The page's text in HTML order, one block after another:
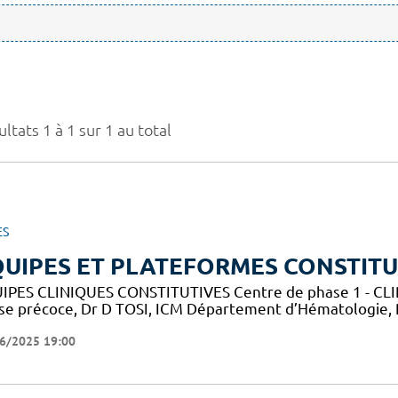
1 à 1 sur 1 au total
ET PLATEFORMES
CLINIQUES CONSTITUTIVES Centre de phase 1 -
précoce, Dr D TOSI, ICM Département
2025 19:00